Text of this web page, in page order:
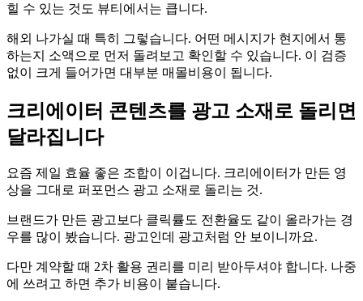
힐 수 있는 것도 뷰티에서는 큽니다.
해외 나가실 때 특히 그렇습니다. 어떤 메시지가 현지에서 통
하는지 소액으로 먼저 돌려보고 확인할 수 있습니다. 이 검증
없이 크게 들어가면 대부분 매몰비용이 됩니다.
크리에이터 콘텐츠를 광고 소재로 돌리면
달라집니다
요즘 제일 효율 좋은 조합이 이겁니다. 크리에이터가 만든 영
상을 그대로 퍼포먼스 광고 소재로 돌리는 것.
브랜드가 만든 광고보다 클릭률도 전환율도 같이 올라가는 경
우를 많이 봤습니다. 광고인데 광고처럼 안 보이니까요.
다만 계약할 때 2차 활용 권리를 미리 받아두셔야 합니다. 나중
에 쓰려고 하면 추가 비용이 붙습니다.